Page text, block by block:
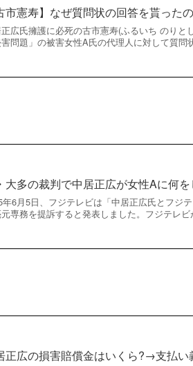
市憲寿】なぜ質問状の回答を貰った
広氏擁護に必死の古市憲寿(ふるいち のりと
問題」の被害女性A氏の代理人に対して質
大多の裁判で中居正広が女性Aに何
年6月5日、フジテレビは「中居正広氏とフジ
専務を提訴すると発表しました。フジテレ
正広の損害賠償金はいくら?→支払い